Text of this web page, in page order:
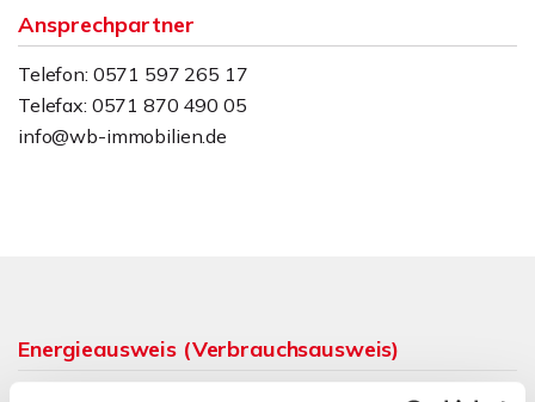
Ansprechpartner
Telefon: 0571 597 265 17
Telefax: 0571 870 490 05
info@wb-immobilien.de
Energieausweis (Verbrauchsausweis)